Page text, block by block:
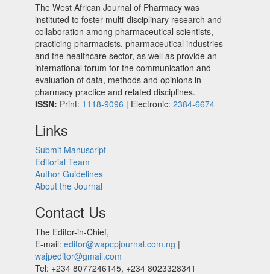
The West African Journal of Pharmacy was
instituted to foster multi-disciplinary research and
collaboration among pharmaceutical scientists,
practicing pharmacists, pharmaceutical industries
and the healthcare sector, as well as provide an
international forum for the communication and
evaluation of data, methods and opinions in
pharmacy practice and related disciplines.
ISSN: Print: 1118-9096 | Electronic: 2384-6674
Links
Submit Manuscript
Editorial Team
Author Guidelines
About the Journal
Contact Us
The Editor-in-Chief,
E-mail: editor@wapcpjournal.com.ng |
wajpeditor@gmail.com
Tel: +234 8077246145, +234 8023328341